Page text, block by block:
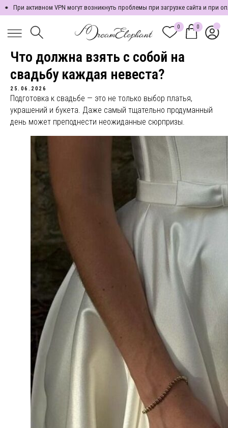
активном VPN могут возникнуть проблемы при загрузке сайта и при
Что должна взять с собой на
свадьбу каждая невеста?
25.06.2026
Подготовка к свадьбе — это не только выбор платья,
украшений и букета. Даже самый тщательно продуманный
день может преподнести неожиданные сюрпризы.